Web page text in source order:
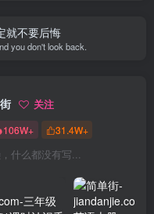
就不要后悔
you don't look back.
关注
106W+ 31.4W+
什么都没有写...